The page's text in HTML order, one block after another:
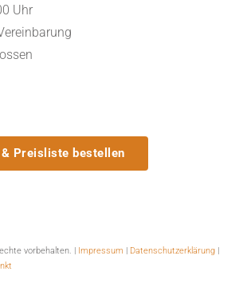
Uhr
& Preisliste bestellen
vorbehalten. | Impressum Datenschutzerklärung|